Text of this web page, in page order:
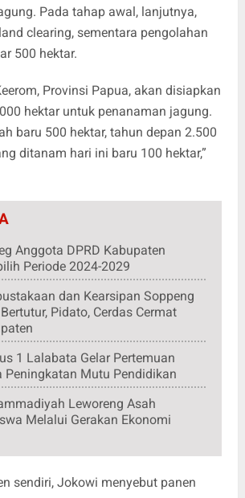
Pada tahap awal, lanjutnya,
clearing, sementara pengolahan
500 hektar.
Provinsi Papua, akan disiapkan
hektar untuk penanaman jagung.
baru 500 hektar, tahun depan 2.500
ditanam hari ini baru 100 hektar,”
Anggota DPRD Kabupaten
Periode 2024-2029
dan Kearsipan Soppeng
Pidato, Cerdas Cermat
1 Lalabata Gelar Pertemuan
Peningkatan Mutu Pendidikan
Leworeng Asah
Melalui Gerakan Ekonomi
sendiri, Jokowi menyebut panen